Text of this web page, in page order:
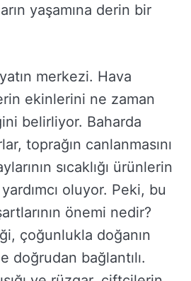
yaşamına derin bir
merkezi. Hava
ekinlerini ne zaman
belirliyor. Baharda
toprağın canlanmasını
sıcaklığı ürünlerin
oluyor. Peki, bu
önemi nedir?
çoğunlukla doğanın
doğrudan bağlantılı.